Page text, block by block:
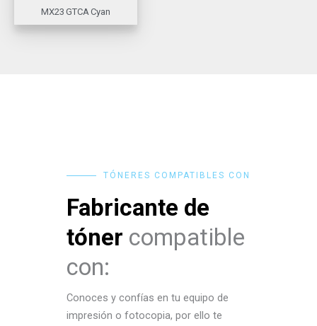
MX23 GTCA Cyan
TÓNERES COMPATIBLES CON
Fabricante de
tóner compatible
con:
Conoces y confías en tu equipo de
impresión o fotocopia, por ello te